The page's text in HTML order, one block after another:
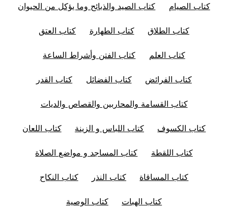
كتاب الصيام كتاب الصيد والذبائح وما يؤكل من الحيوان
كتاب الطلاق كتاب الطهارة كتاب العتق
كتاب العلم كتاب الفتن وأشراط الساعة
كتاب الفرائض كتاب الفضائل كتاب القدر
كتاب القسامة والمحاربين والقصاص والديات
كتاب الكسوف كتاب اللباس و الزينة كتاب اللعان
كتاب اللقطة كتاب المساجد و مواضع الصلاة
كتاب المساقاة كتاب النذر كتاب النكاح
كتاب الهبات كتاب الوصية